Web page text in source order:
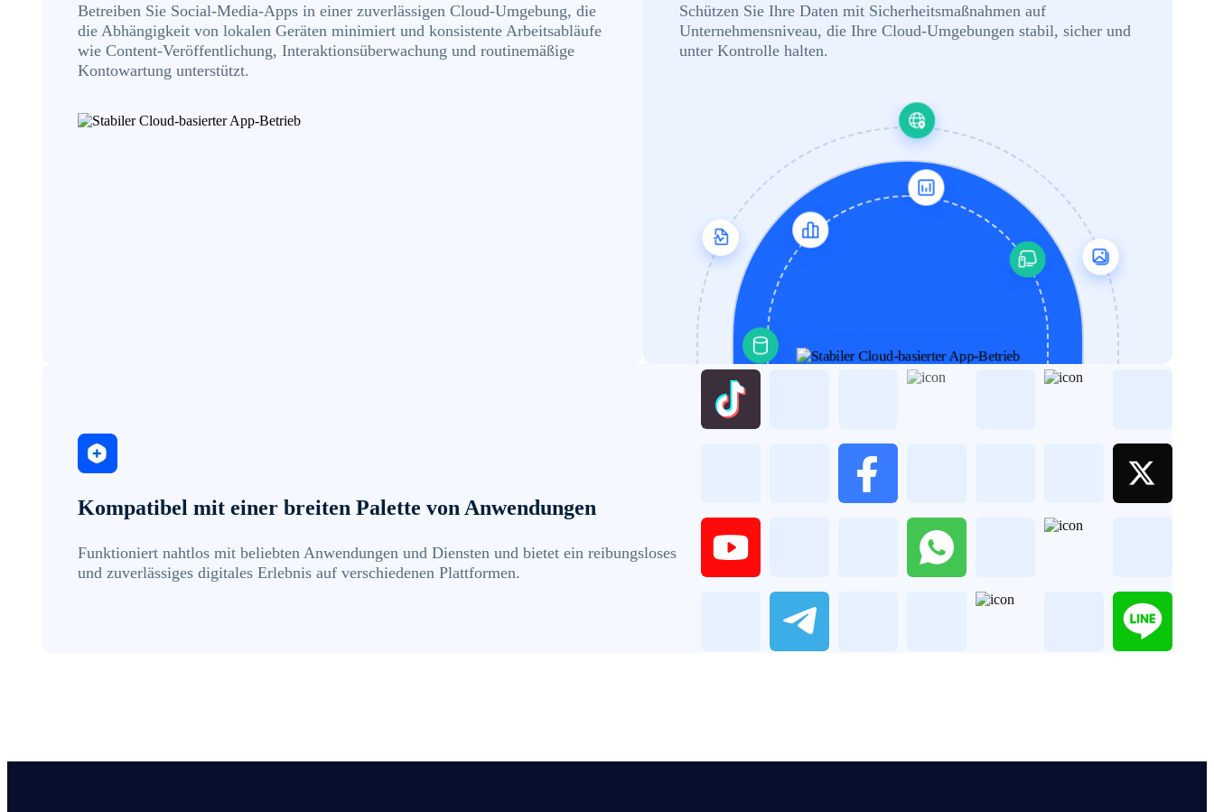
Betreiben Sie Social-Media-Apps in einer zuverlässigen Cloud-Umgebung, die
die Abhängigkeit von lokalen Geräten minimiert und konsistente Arbeitsabläufe
wie Content-Veröffentlichung, Interaktionsüberwachung und routinemäßige
Kontowartung unterstützt.
Schützen Sie Ihre Daten mit Sicherheitsmaßnahmen auf
Unternehmensniveau, die Ihre Cloud-Umgebungen stabil, sicher und
unter Kontrolle halten.
Kompatibel mit einer breiten Palette von Anwendungen
Funktioniert nahtlos mit beliebten Anwendungen und Diensten und bietet ein reibungsloses
und zuverlässiges digitales Erlebnis auf verschiedenen Plattformen.